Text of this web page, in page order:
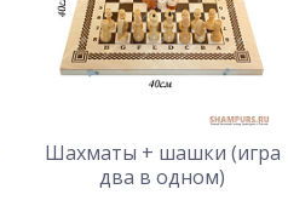
Шахматы + шашки (игра
два в одном)